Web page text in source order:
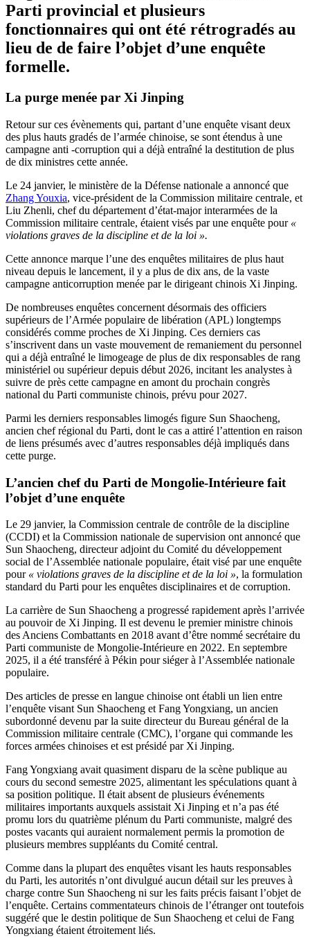
Parti provincial et plusieurs
fonctionnaires qui ont été rétrogradés au
lieu de de faire l’objet d’une enquête
formelle.
La purge menée par Xi Jinping
Retour sur ces évènements qui, partant d’une enquête visant deux
des plus hauts gradés de l’armée chinoise, se sont étendus à une
campagne anti -corruption qui a déjà entraîné la destitution de plus
de dix ministres cette année.
Le 24 janvier, le ministère de la Défense nationale a annoncé que
Zhang Youxia, vice-président de la Commission militaire centrale, et
Liu Zhenli, chef du département d’état-major interarmées de la
Commission militaire centrale, étaient visés par une enquête pour «
violations graves de la discipline et de la loi ».
Cette annonce marque l’une des enquêtes militaires de plus haut
niveau depuis le lancement, il y a plus de dix ans, de la vaste
campagne anticorruption menée par le dirigeant chinois Xi Jinping.
De nombreuses enquêtes concernent désormais des officiers
supérieurs de l’Armée populaire de libération (APL) longtemps
considérés comme proches de Xi Jinping. Ces derniers cas
s’inscrivent dans un vaste mouvement de remaniement du personnel
qui a déjà entraîné le limogeage de plus de dix responsables de rang
ministériel ou supérieur depuis début 2026, incitant les analystes à
suivre de près cette campagne en amont du prochain congrès
national du Parti communiste chinois, prévu pour 2027.
Parmi les derniers responsables limogés figure Sun Shaocheng,
ancien chef régional du Parti, dont le cas a attiré l’attention en raison
de liens présumés avec d’autres responsables déjà impliqués dans
cette purge.
L’ancien chef du Parti de Mongolie-Intérieure fait
l’objet d’une enquête
Le 29 janvier, la Commission centrale de contrôle de la discipline
(CCDI) et la Commission nationale de supervision ont annoncé que
Sun Shaocheng, directeur adjoint du Comité du développement
social de l’Assemblée nationale populaire, était visé par une enquête
pour « violations graves de la discipline et de la loi », la formulation
standard du Parti pour les enquêtes disciplinaires et de corruption.
La carrière de Sun Shaocheng a progressé rapidement après l’arrivée
au pouvoir de Xi Jinping. Il est devenu le premier ministre chinois
des Anciens Combattants en 2018 avant d’être nommé secrétaire du
Parti communiste de Mongolie-Intérieure en 2022. En septembre
2025, il a été transféré à Pékin pour siéger à l’Assemblée nationale
populaire.
Des articles de presse en langue chinoise ont établi un lien entre
l’enquête visant Sun Shaocheng et Fang Yongxiang, un ancien
subordonné devenu par la suite directeur du Bureau général de la
Commission militaire centrale (CMC), l’organe qui commande les
forces armées chinoises et est présidé par Xi Jinping.
Fang Yongxiang avait quasiment disparu de la scène publique au
cours du second semestre 2025, alimentant les spéculations quant à
sa position politique. Il était absent de plusieurs événements
militaires importants auxquels assistait Xi Jinping et n’a pas été
promu lors du quatrième plénum du Parti communiste, malgré des
postes vacants qui auraient normalement permis la promotion de
plusieurs membres suppléants du Comité central.
Comme dans la plupart des enquêtes visant les hauts responsables
du Parti, les autorités n’ont divulgué aucun détail sur les preuves à
charge contre Sun Shaocheng ni sur les faits précis faisant l’objet de
l’enquête. Certains commentateurs chinois de l’étranger ont toutefois
suggéré que le destin politique de Sun Shaocheng et celui de Fang
Yongxiang étaient étroitement liés.